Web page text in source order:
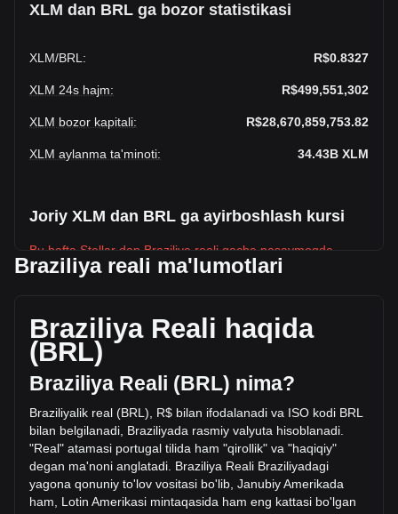
XLM dan BRL ga bozor statistikasi
XLM/BRL : R$0.8327
XLM 24s hajm: R$499,551,302
XLM bozor kapitali: R$28,670,859,753.82
XLM aylanma ta'minoti: 34.43B XLM
Joriy XLM dan BRL ga ayirboshlash kursi
Bu hafta Stellar dan Braziliya reali gacha pasaymoqda.
Stellar ning joriy narxi - XLM uchun R$0.8327. Aylanma
bozor kapitali R$28,670,859,753.82 BRL ekanligini bildiradi.
Soʻnggi 24 soat ichida sotilgan Stellar miqdori
R$204,571,988.58 BRL ga oʻzgardi, bu +69.35%. Bundan
tashqari, oxirgi kunda R$294,979,313.42 qiymatida XLM
sotildi.
Bitgetda Stellar haqida batafsil ma'lumot
Stellar narxi
Stellar narx bashorati
Stellar (XLM) nima
Braziliya reali ma'lumotlari
Braziliya Reali haqida
(BRL)
Braziliya Reali (BRL) nima?
Braziliyalik real (BRL), R$ bilan ifodalanadi va ISO kodi BRL
bilan belgilanadi, Braziliyada rasmiy valyuta hisoblanadi.
"Real" atamasi portugal tilida ham "qirollik" va "haqiqiy"
degan ma'noni anglatadi. Braziliya Reali Braziliyadagi
yagona qonuniy to'lov vositasi bo'lib, Janubiy Amerikada
ham, Lotin Amerikasi mintaqasida ham eng kattasi bo'lgan